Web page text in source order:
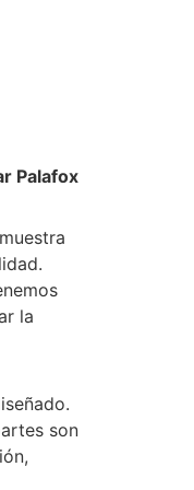
Palafox
la
son